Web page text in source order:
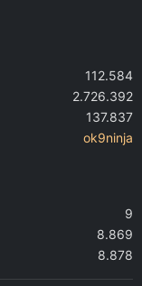
112.584
2.726.392
137.837
ok9ninja
9
8.869
8.878